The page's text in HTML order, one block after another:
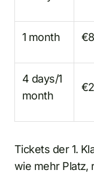
1 month
4 days/1
month
Tickets der 1.
wie mehr Platz,